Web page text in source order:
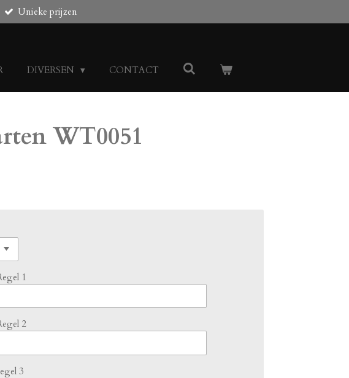
Unieke prijzen
DIVERSEN CONTACT
WT0051
1
2
3